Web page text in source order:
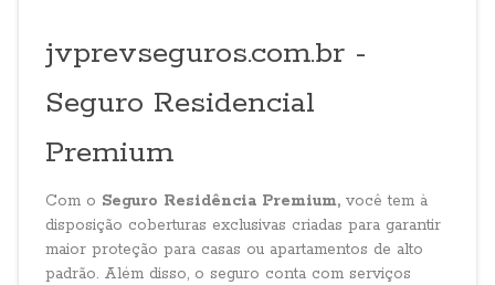
jvprevseguros.com.br -
Seguro Residencial
Premium
Com o Seguro Residência Premium,você tem à
disposição coberturas exclusivas criadas para garantir
maior proteção para casas ou apartamentos de alto
padrão. Além disso, o seguro conta com serviços